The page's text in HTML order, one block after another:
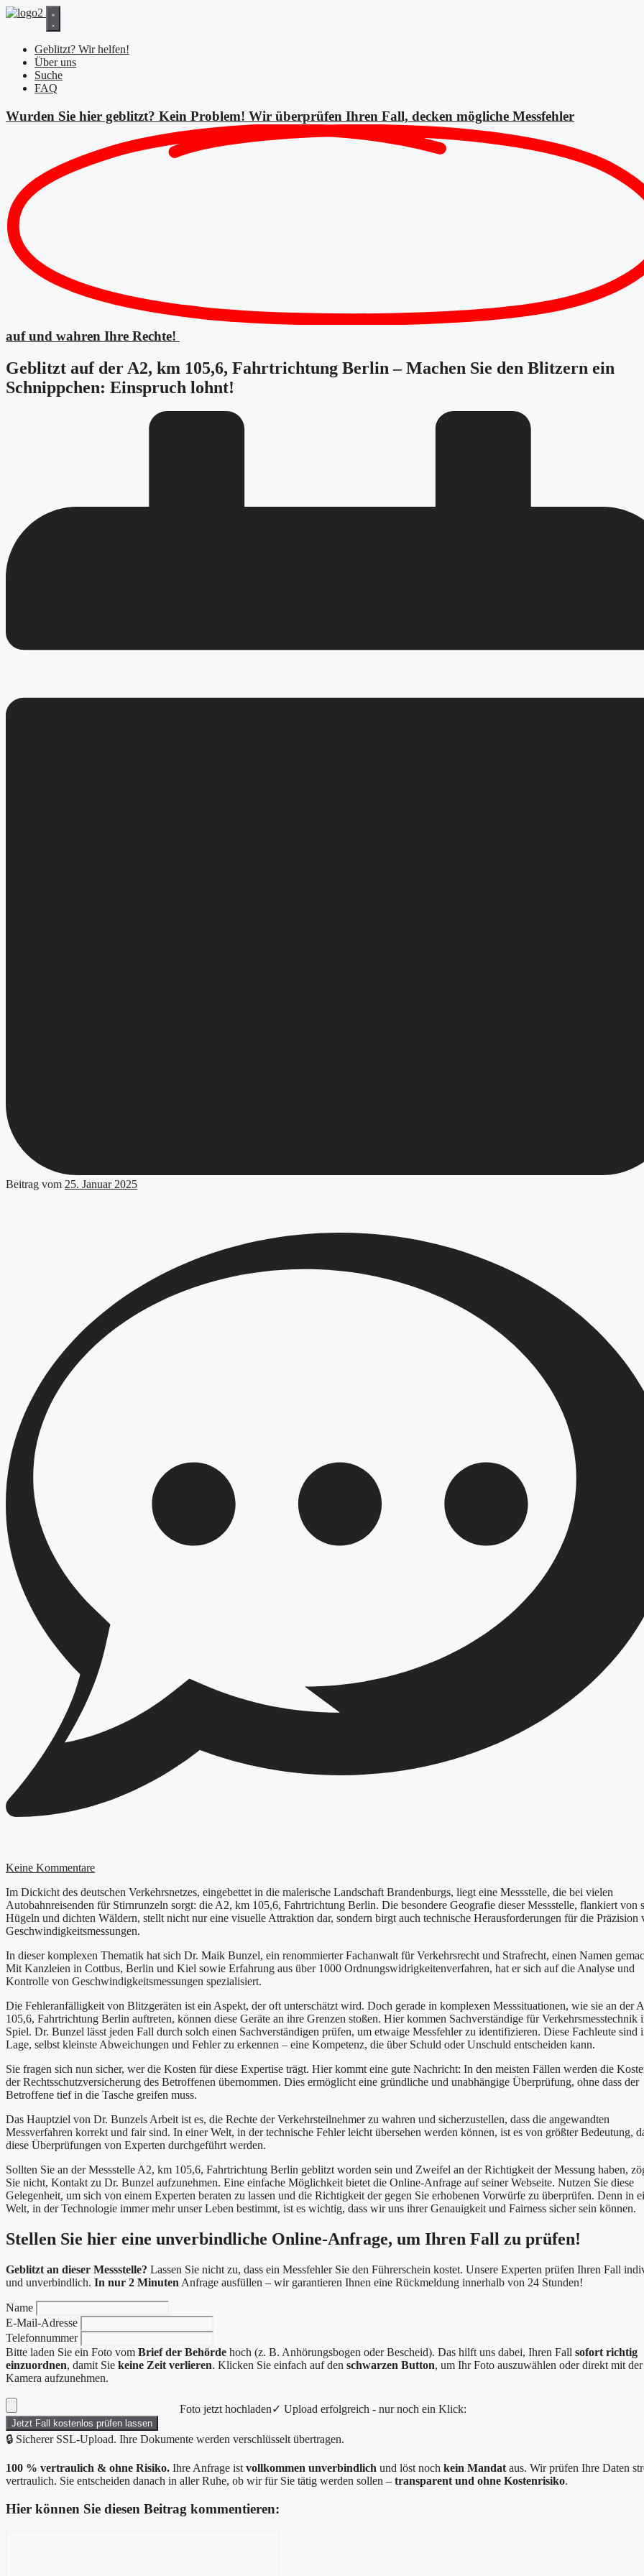
Zum
Geblitzt? Wir helfen!
Über uns
Suche
FAQ
Wurden Sie hier geblitzt? Kein Problem! Wir überprüfen Ihren Fall, decken mögliche Messfehler
auf und wahren Ihre Rechte!
Geblitzt auf der A2, km 105,6, Fahrtrichtung Berlin – Machen Sie den Blitzern ein
Schnippchen: Einspruch lohnt!
Beitrag vom 25. Januar 2025
Keine Kommentare
Im Dickicht des deutschen Verkehrsnetzes, eingebettet in die malerische Landschaft Brandenburgs, liegt eine Messstelle, die bei vielen
Autobahnreisenden für Stirnrunzeln sorgt: die A2, km 105,6, Fahrtrichtung Berlin. Die besondere Geografie dieser Messstelle, flankiert von
Hügeln und dichten Wäldern, stellt nicht nur eine visuelle Attraktion dar, sondern birgt auch technische Herausforderungen für die Präzision
Geschwindigkeitsmessungen.
In dieser komplexen Thematik hat sich Dr. Maik Bunzel, ein renommierter Fachanwalt für Verkehrsrecht und Strafrecht, einen Namen
Mit Kanzleien in Cottbus, Berlin und Kiel sowie Erfahrung aus über 1000 Ordnungswidrigkeitenverfahren, hat er sich auf die Analyse und
Kontrolle von Geschwindigkeitsmessungen spezialisiert.
Die Fehleranfälligkeit von Blitzgeräten ist ein Aspekt, der oft unterschätzt wird. Doch gerade in komplexen Messsituationen, wie sie an der
105,6, Fahrtrichtung Berlin auftreten, können diese Geräte an ihre Grenzen stoßen. Hier kommen Sachverständige für Verkehrsmesstechnik
Spiel. Dr. Bunzel lässt jeden Fall durch solch einen Sachverständigen prüfen, um etwaige Messfehler zu identifizieren. Diese Fachleute sind
Lage, selbst kleinste Abweichungen und Fehler zu erkennen – eine Kompetenz, die über Schuld oder Unschuld entscheiden kann.
Sie fragen sich nun sicher, wer die Kosten für diese Expertise trägt. Hier kommt eine gute Nachricht: In den meisten Fällen werden die
der Rechtsschutzversicherung des Betroffenen übernommen. Dies ermöglicht eine gründliche und unabhängige Überprüfung, ohne dass der
Betroffene tief in die Tasche greifen muss.
Das Hauptziel von Dr. Bunzels Arbeit ist es, die Rechte der Verkehrsteilnehmer zu wahren und sicherzustellen, dass die angewandten
Messverfahren korrekt und fair sind. In einer Welt, in der technische Fehler leicht übersehen werden können, ist es von größter Bedeutung,
diese Überprüfungen von Experten durchgeführt werden.
Sollten Sie an der Messstelle A2, km 105,6, Fahrtrichtung Berlin geblitzt worden sein und Zweifel an der Richtigkeit der Messung haben,
Sie nicht, Kontakt zu Dr. Bunzel aufzunehmen. Eine einfache Möglichkeit bietet die Online-Anfrage auf seiner Webseite. Nutzen Sie diese
Gelegenheit, um sich von einem Experten beraten zu lassen und die Richtigkeit der gegen Sie erhobenen Vorwürfe zu überprüfen. Denn in
Welt, in der Technologie immer mehr unser Leben bestimmt, ist es wichtig, dass wir uns ihrer Genauigkeit und Fairness sicher sein können.
Stellen Sie hier eine unverbindliche Online-Anfrage, um Ihren Fall zu prüfen!
Geblitzt an dieser Messstelle? Lassen Sie nicht zu, dass ein Messfehler Sie den Führerschein kostet. Unsere Experten prüfen Ihren Fall
und unverbindlich. In nur 2 Minuten Anfrage ausfüllen – wir garantieren Ihnen eine Rückmeldung innerhalb von 24 Stunden!
Name
E-Mail-Adresse
Telefonnummer
Bitte laden Sie ein Foto vom Brief der Behörde hoch (z. B. Anhörungsbogen oder Bescheid). Das hilft uns dabei, Ihren Fall sofort richtig
einzuordnen, damit Sie keine Zeit verlieren. Klicken Sie einfach auf den schwarzen Button, um Ihr Foto auszuwählen oder direkt mit der
Kamera aufzunehmen.
Foto jetzt hochladen✓ Upload erfolgreich - nur noch ein Klick:
Jetzt Fall kostenlos prüfen lassen
🔒 Sicherer SSL-Upload. Ihre Dokumente werden verschlüsselt übertragen.
100 % vertraulich & ohne Risiko. Ihre Anfrage ist vollkommen unverbindlich und löst noch kein Mandat aus. Wir prüfen Ihre Daten
vertraulich. Sie entscheiden danach in aller Ruhe, ob wir für Sie tätig werden sollen – transparent und ohne Kostenrisiko.
Hier können Sie diesen Beitrag kommentieren: